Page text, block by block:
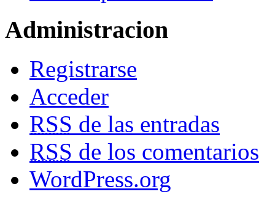
Administracion
Registrarse
Acceder
RSS de las entradas
RSS de los comentarios
WordPress.org